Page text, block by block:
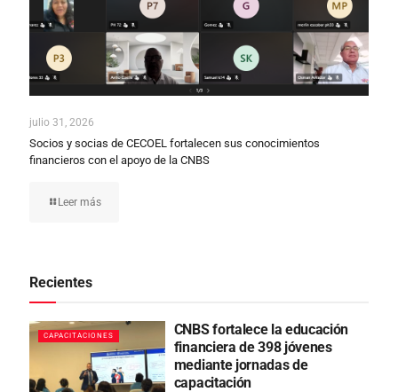
julio 31, 2026
Socios y socias de CECOEL fortalecen sus conocimientos
financieros con el apoyo de la CNBS
Leer más
Recientes
CAPACITACIONES
CNBS fortalece la educación
financiera de 398 jóvenes
mediante jornadas de
capacitación